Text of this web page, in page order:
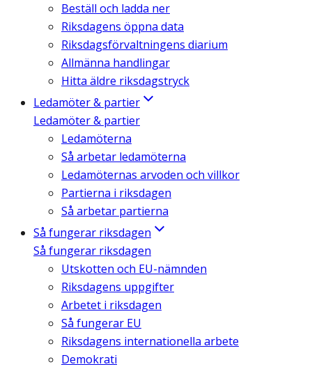
Beställ och ladda ner
Riksdagens öppna data
Riksdagsförvaltningens diarium
Allmänna handlingar
Hitta äldre riksdagstryck
Ledamöter & partier
Ledamöter & partier
Ledamöterna
Så arbetar ledamöterna
Ledamöternas arvoden och villkor
Partierna i riksdagen
Så arbetar partierna
Så fungerar riksdagen
Så fungerar riksdagen
Utskotten och EU-nämnden
Riksdagens uppgifter
Arbetet i riksdagen
Så fungerar EU
Riksdagens internationella arbete
Demokrati